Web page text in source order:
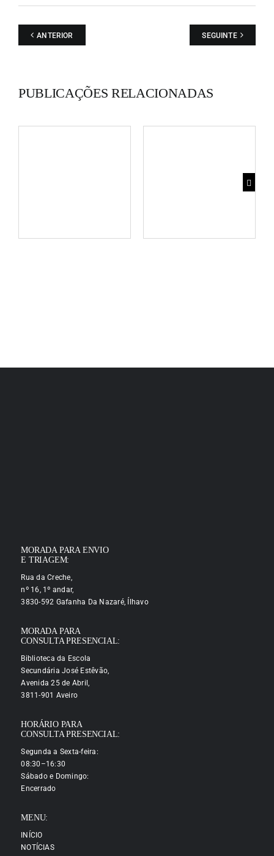
ANTERIOR SEGUINTE
PUBLICAÇÕES RELACIONADAS
MORADA PARA ENVIO
E TRIAGEM:
Rua da Creche,
nº 16, 1º andar,
3830-592 Gafanha Da Nazaré, Ílhavo
MORADA PARA
CONSULTA PRESENCIAL:
Biblioteca da Escola
Secundária José Estêvão,
Avenida 25 de Abril,
3811-901 Aveiro
HORÁRIO PARA
CONSULTA PRESENCIAL:
Segunda a Sexta-feira:
08:30–16:30
Sábado e Domingo:
Encerrado
MENU:
INÍCIO
NOTÍCIAS